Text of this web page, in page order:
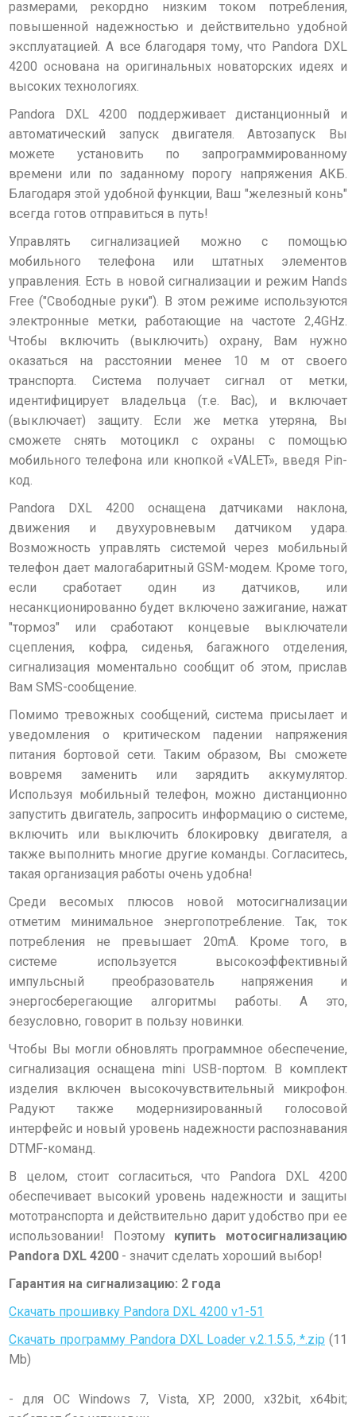
размерами, рекордно низким током потребления,
повышенной надежностью и действительно удобной
эксплуатацией. А все благодаря тому, что Pandora DXL
4200 основана на оригинальных новаторских идеях и
высоких технологиях.
Pandora DXL 4200 поддерживает дистанционный и
автоматический запуск двигателя. Автозапуск Вы
можете установить по запрограммированному
времени или по заданному порогу напряжения АКБ.
Благодаря этой удобной функции, Ваш "железный конь"
всегда готов отправиться в путь!
Управлять сигнализацией можно с помощью
мобильного телефона или штатных элементов
управления. Есть в новой сигнализации и режим Hands
Freе ("Свободные руки"). В этом режиме используются
электронные метки, работающие на частоте 2,4GHz.
Чтобы включить (выключить) охрану, Вам нужно
оказаться на расстоянии менее 10 м от своего
транспорта. Система получает сигнал от метки,
идентифицирует владельца (т.е. Вас), и включает
(выключает) защиту. Если же метка утеряна, Вы
сможете снять мотоцикл с охраны с помощью
мобильного телефона или кнопкой «VALET», введя Pin-
код.
Pandora DXL 4200 оснащена датчиками наклона,
движения и двухуровневым датчиком удара.
Возможность управлять системой через мобильный
телефон дает малогабаритный GSM-модем. Кроме того,
если сработает один из датчиков, или
несанкционированно будет включено зажигание, нажат
"тормоз" или сработают концевые выключатели
сцепления, кофра, сиденья, багажного отделения,
сигнализация моментально сообщит об этом, прислав
Вам SMS-сообщение.
Помимо тревожных сообщений, система присылает и
уведомления о критическом падении напряжения
питания бортовой сети. Таким образом, Вы сможете
вовремя заменить или зарядить аккумулятор.
Используя мобильный телефон, можно дистанционно
запустить двигатель, запросить информацию о системе,
включить или выключить блокировку двигателя, а
также выполнить многие другие команды. Согласитесь,
такая организация работы очень удобна!
Среди весомых плюсов новой мотосигнализации
отметим минимальное энергопотребление. Так, ток
потребления не превышает 20mA. Кроме того, в
системе используется высокоэффективный
импульсный преобразователь напряжения и
энергосберегающие алгоритмы работы. А это,
безусловно, говорит в пользу новинки.
Чтобы Вы могли обновлять программное обеспечение,
сигнализация оснащена mini USB-портом. В комплект
изделия включен высокочувствительный микрофон.
Радуют также модернизированный голосовой
интерфейс и новый уровень надежности распознавания
DTMF-команд.
В целом, стоит согласиться, что Pandora DXL 4200
обеспечивает высокий уровень надежности и защиты
мототранспорта и действительно дарит удобство при ее
использовании! Поэтому купить
мотосигнализацию
Pandora DXL 4200 - значит сделать хороший выбор!
Гарантия на сигнализацию: 2 года
Скачать прошивку Pandora DXL 4200 v1-51
Скачать программу Pandora DXL Loader v.2.1.5.5, *.zip (11
Mb)
- для ОС Windows 7, Vista, XP, 2000, x32bit, x64bit;